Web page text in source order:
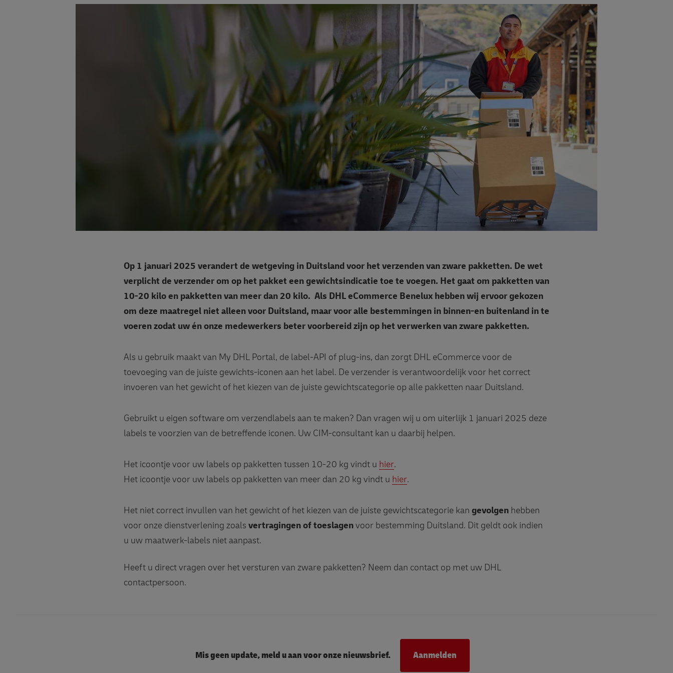
Op 1 januari 2025 verandert de wetgeving in Duitsland voor het verzenden van zware pakketten. De wet
verplicht de verzender om op het pakket een gewichtsindicatie toe te voegen. Het gaat om pakketten van
10-20 kilo en pakketten van meer dan 20 kilo. Als DHL eCommerce Benelux hebben wij ervoor gekozen
om deze maatregel niet alleen voor Duitsland, maar voor alle bestemmingen in binnen-en buitenland in te
voeren zodat uw én onze medewerkers beter voorbereid zijn op het verwerken van zware pakketten.
Als u gebruik maakt van My DHL Portal, de label-API of plug-ins, dan zorgt DHL eCommerce voor de
toevoeging van de juiste gewichts-iconen aan het label. De verzender is verantwoordelijk voor het correct
invoeren van het gewicht of het kiezen van de juiste gewichtscategorie op alle pakketten naar Duitsland.
Gebruikt u eigen software om verzendlabels aan te maken? Dan vragen wij u om uiterlijk 1 januari 2025 deze
labels te voorzien van de betreffende iconen. Uw CIM-consultant kan u daarbij helpen.
Het icoontje voor uw labels op pakketten tussen 10-20 kg vindt u hier.
Het icoontje voor uw labels op pakketten van meer dan 20 kg vindt u hier.
Het niet correct invullen van het gewicht of het kiezen van de juiste gewichtscategorie kan gevolgen hebben
voor onze dienstverlening zoals vertragingen of toeslagenvoor bestemming Duitsland. Dit geldt ook indien
u uw maatwerk-labels niet aanpast.
Heeft u direct vragen over het versturen van zware pakketten? Neem dan contact op met uw DHL
contactpersoon.
Mis geen update, meld u aan voor onze nieuwsbrief. Aanmelden